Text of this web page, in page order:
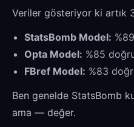
Veriler gösteriyor ki artık
StatsBomb Model:
Opta Model: %85
FBref Model: %83
Ben genelde StatsBomb
ama — değer.